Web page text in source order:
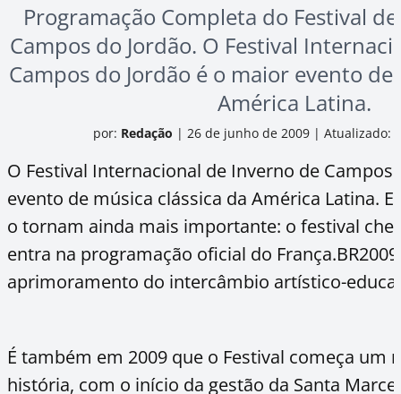
Programação Completa do Festival
Campos do Jordão. O Festival
Campos do Jordão é o maior evento
América Latina.
por: Redação | 26 de junho de 2009 | Atualizado:
O Festival Internacional de Inverno de Campos
evento de música clássica da América Latina.
o tornam ainda mais importante: o festival
entra na programação oficial do
aprimoramento do intercâmbio artístico-
É também em 2009 que o Festival começa um
história, com o início da gestão da Santa